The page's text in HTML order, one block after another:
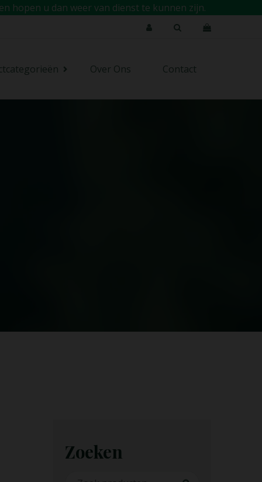
hopen u dan weer van dienst te kunnen zijn.
Over Ons Contact
Zoeken